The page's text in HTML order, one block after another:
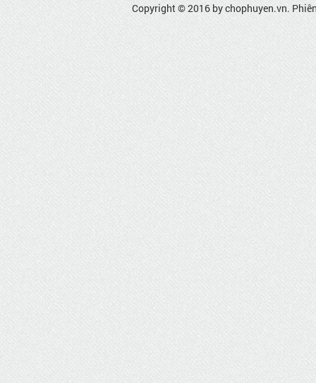
Copyright © 2016 bychophuyen.vn.